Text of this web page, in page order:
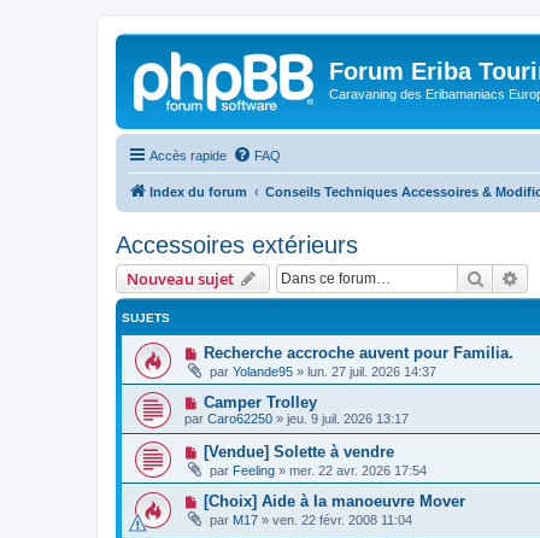
Forum Eriba
Caravaning des Eribamaniacs
Accès rapide FAQ
Index du forum Conseils Techniques Accessoires &
Accessoires extérieurs
Nouveau sujet
SUJETS
Recherche accroche auvent pour Familia.
par Yolande95 » lun. 27 juil. 2026 14:37
Camper Trolley
par Caro62250 » jeu. 9 juil. 2026 13:17
[Vendue] Solette à vendre
par Feeling » mer. 22 avr. 2026 17:54
[Choix] Aide à la manoeuvre Mover
par M17 » ven. 22 févr. 2008 11:04